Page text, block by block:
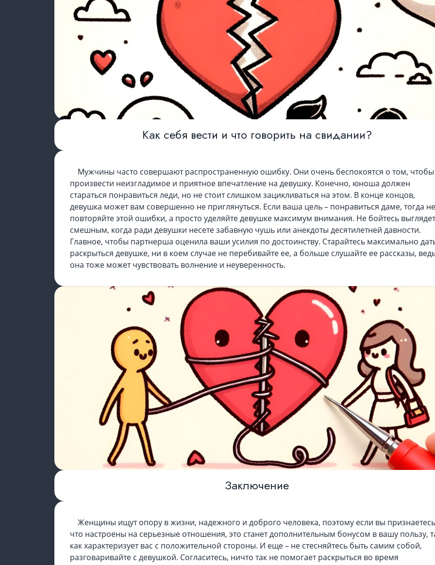
Как себя вести и что говорить на свидании?
Мужчины часто совершают распространенную ошибку. Они очень беспокоятся о том, чтобы
произвести неизгладимое и приятное впечатление на девушку. Конечно, юноша должен
стараться понравиться леди, но не стоит слишком зацикливаться на этом. В конце концов,
девушка может вам совершенно не приглянуться. Если ваша цель – понравиться даме, тогда не
повторяйте этой ошибки, а просто уделяйте девушке максимум внимания. Не бойтесь
смешным, когда ради девушки несете забавную чушь или анекдоты десятилетней давности.
Главное, чтобы партнерша оценила ваши усилия по достоинству. Старайтесь максимально
раскрыться девушке, ни в коем случае не перебивайте ее, а больше слушайте ее рассказы,
она тоже может чувствовать волнение и неуверенность.
Заключение
Женщины ищут опору в жизни, надежного и доброго человека, поэтому если вы
что настроены на серьезные отношения, это станет дополнительным бонусом в вашу пользу,
как характеризует вас с положительной стороны. И еще – не стесняйтесь быть самим собой,
разговаривайте с девушкой. Согласитесь, ничто так не помогает раскрыться во время